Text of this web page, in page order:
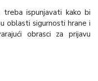
treba ispunjavati kako bi
oblasti sigurnosti hrane i
obrasci za prijavu